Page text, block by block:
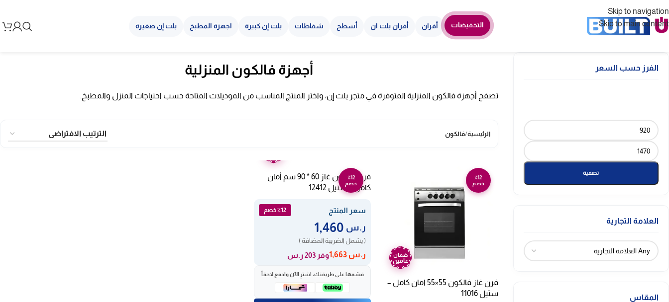
Skip to navigation
Skip to main content
التخفيضات أفران أفران بلت ان أسطح شفاطات بلت إن كبيرة اجهزة المطبخ بلت إن صغيرة
الفرز حسب السعر
تصفية
العلامة التجارية
المقاس
أجهزة فالكون المنزلية
تصفح أجهزة فالكون المنزلية المتوفرة في متجر بلت إن، واختر المنتج المناسب من الموديلات المتاحة حسب احتياجات المنزل والمطبخ.
الرئيسية/فالكون
٪12
خصم
ضمان
عامين
فرن غاز فالكون 55×‏55 امان كامل –
ستيل 11016
٪12
خصم
فرن فالكون غاز 60 * 90 سم أمان
كامل – ستيل 12412
سعر المنتج ٪12 خصم
ر.س
( يشمل الضريبة المضافة )
ر.س1,663 وفر 203 ر.س
قسّمها على طريقتك، اشترِ الآن وادفع لاحقاً